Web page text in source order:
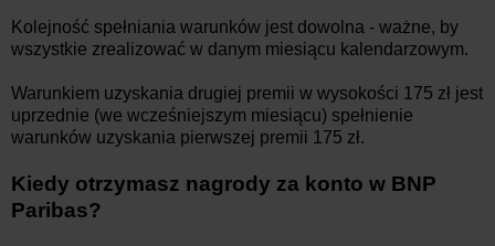
Kolejność spełniania warunków jest dowolna - ważne, by
wszystkie zrealizować w danym miesiącu kalendarzowym.
Warunkiem uzyskania drugiej premii w wysokości 175 zł jest
uprzednie (we wcześniejszym miesiącu) spełnienie
warunków uzyskania pierwszej premii 175 zł.
Kiedy otrzymasz nagrody za konto w BNP
Paribas?